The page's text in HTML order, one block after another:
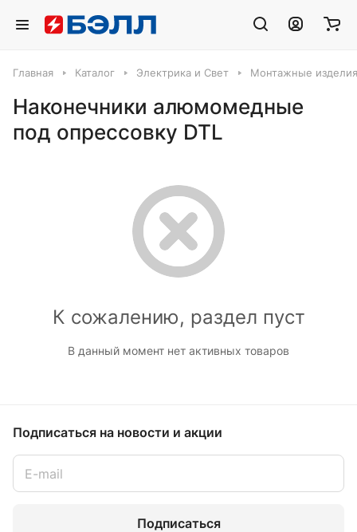
Главная Каталог Электрика и Свет Монтажные изделия
Наконечники алюмомедные
под опрессовку DTL
К сожалению, раздел пуст
В данный момент нет активных товаров
Подписаться на новости и акции
Подписаться